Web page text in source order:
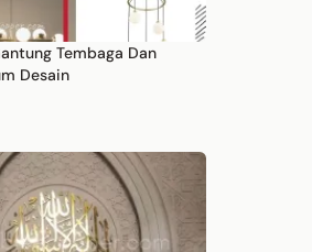
Tembaga Dan
Desain